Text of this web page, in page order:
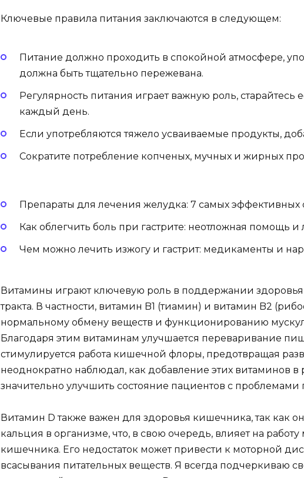
Ключевые правила питания заключаются в следующем:
Питание должно проходить в спокойной атмосфере,
должна быть тщательно пережевана.
Регулярность питания играет важную роль, старайтесь
каждый день.
Если употребляются тяжело усваиваемые продукты,
Сократите потребление копченых, мучных и жирных
Препараты для лечения желудка: 7 самых эффективных
Как облегчить боль при гастрите: неотложная помощь и
Чем можно лечить изжогу и гастрит: медикаменты и
Витамины играют ключевую роль в поддержании
тракта. В частности, витамин B1 (тиамин) и витамин B2
нормальному обмену веществ и функционированию
Благодаря этим витаминам улучшается переваривание
стимулируется работа кишечной флоры, предотвращая
неоднократно наблюдал, как добавление этих витаминов
значительно улучшить состояние пациентов с
Витамин D также важен для здоровья кишечника, так как
кальция в организме, что, в свою очередь, влияет на
кишечника. Его недостаток может привести к моторной
всасывания питательных веществ. Я всегда подчеркиваю